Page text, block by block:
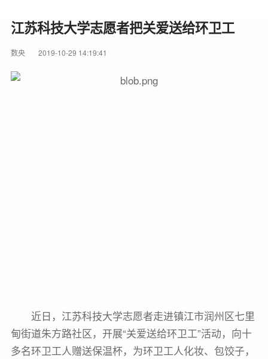
江苏科技大学志愿者把关爱送给环卫工
数央 2019-10-29 14:19:41
近日，江苏科技大学志愿者走进镇江市润州区七里
甸街道朱方路社区，开展“关爱送给环卫工”活动，向十
多名环卫工人赠送保温杯，为环卫工人化妆、包饺子，